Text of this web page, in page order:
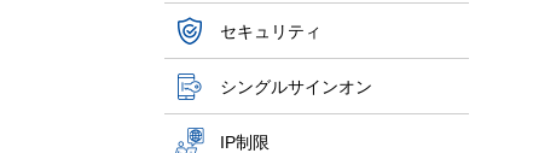
セキュリティ
シングルサインオン
IP制限